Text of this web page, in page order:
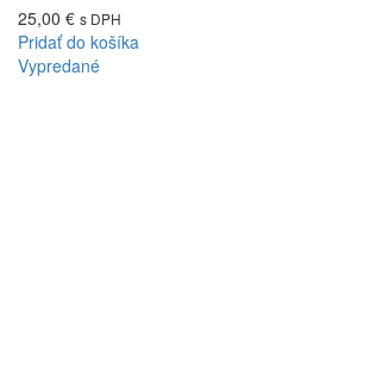
25,00 € s DPH
Pridať do košíka
Vypredané